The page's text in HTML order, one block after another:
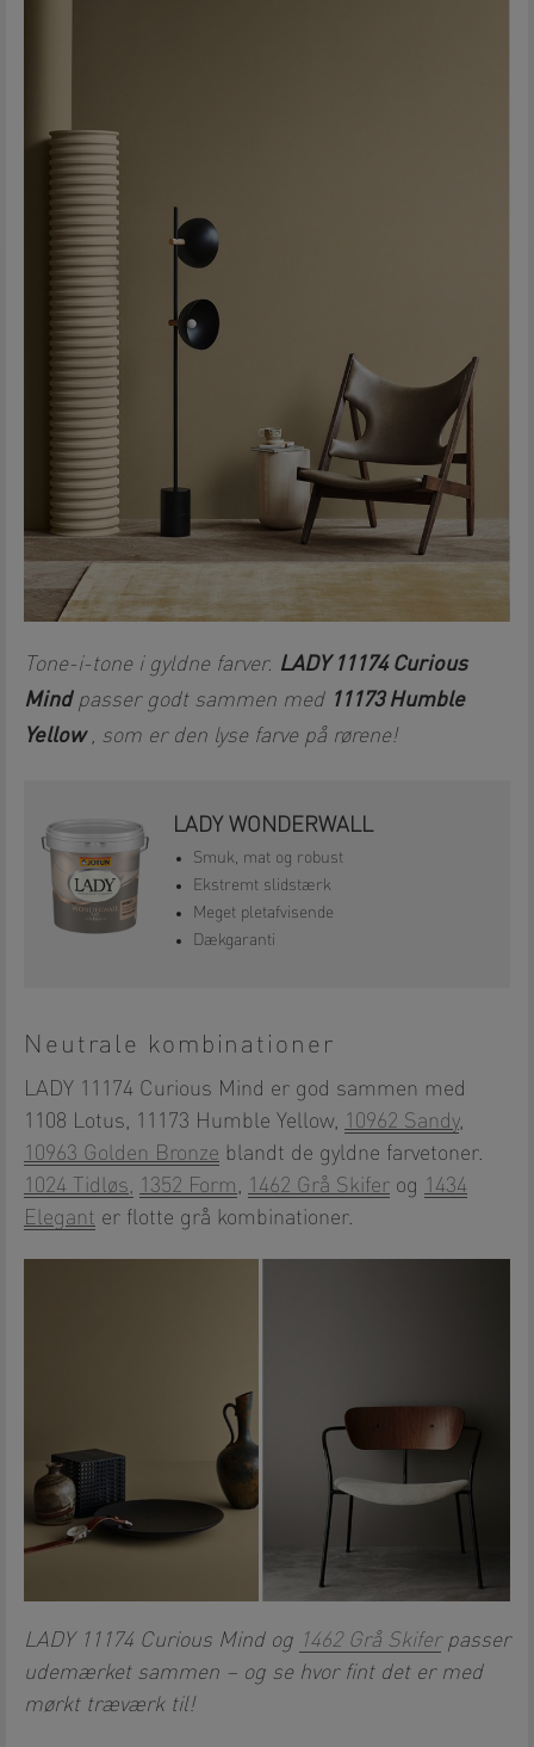
Tone-i-tone i gyldne farver. LADY 11174 Curious
Mindpasser godt sammen med 11173 Humble
Yellow , som er den lyse farve på rørene!
LADY WONDERWALL
Smuk, mat og robust
Ekstremt slidstærk
Meget pletafvisende
Dækgaranti
Neutrale kombinationer
LADY 11174 Curious Mind er god sammen med
1108 Lotus, 11173 Humble Yellow, 10962 Sandy,
10963 Golden Bronze blandt de gyldne farvetoner.
1024 Tidløs
1352 Form 1462 Grå Skifer og 1434
Elegant er flotte grå kombinationer.
LADY 11174 Curious Mind og 1462 Grå Skiferpasser
udemærket sammen – og se hvor fint det er med
mørkt træværk til!